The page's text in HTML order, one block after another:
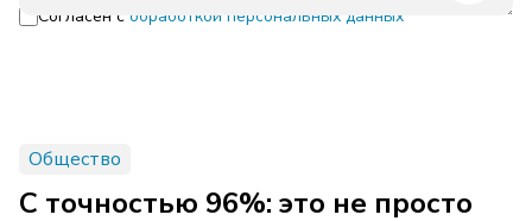
Согласен с обработкой персональных данных
Общество
С точностью 96%: это не просто